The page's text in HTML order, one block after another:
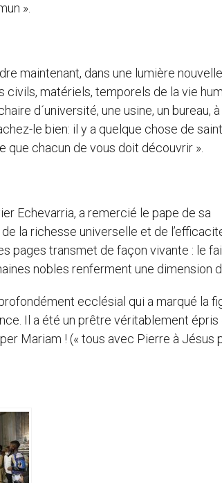
».
maintenant, dans une lumière
matériels, temporels de la vie
d´université, une usine, un bureau, à
le bien: il y a quelque chose de
chacun de vous doit découvrir ».
Echevarria, a remercié le pape de sa
la richesse universelle et de
pages transmet de façon vivante : le
nobles renferment une dimension
ecclésial qui a marqué la
Il a été un prêtre véritablement épris
Mariam ! (« tous avec Pierre à Jésus